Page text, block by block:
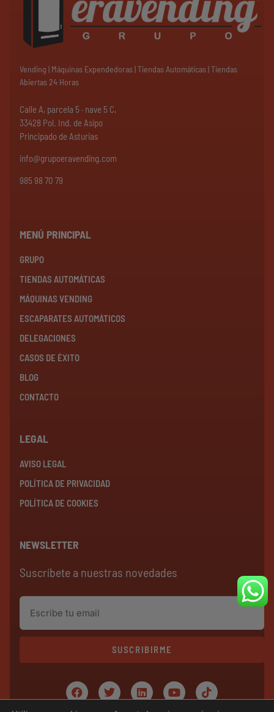
Vending | Máquinas Expendedoras | Tiendas Automáticas | Tiendas
Abiertas 24 Horas
Calle A, parcela 5 · nave 5 C,
33428 Pol. Ind. de Asipo
Principado de Asturias
info@grupoeravending.com
985 98 70 79
MENÚ PRINCIPAL
GRUPO
TIENDAS AUTOMÁTICAS
MÁQUINAS VENDING
ESCAPARATES AUTOMÁTICOS
DELEGACIONES
CASOS DE ÉXITO
BLOG
CONTACTO
LEGAL
AVISO LEGAL
POLÍTICA DE PRIVACIDAD
POLÍTICA DE COOKIES
NEWSLETTER
Suscríbete a nuestras novedades
SUSCRIBIRME